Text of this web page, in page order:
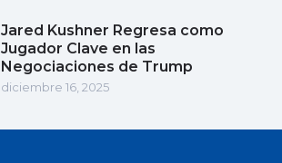
Jared Kushner Regresa como
Jugador Clave en las
Negociaciones de Trump
diciembre 16, 2025